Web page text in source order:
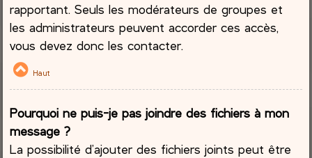
rapportant. Seuls les modérateurs de groupes et
les administrateurs peuvent accorder ces accès,
vous devez donc les contacter.
Haut
Pourquoi ne puis-je pas joindre des fichiers à mon
message ?
La possibilité d’ajouter des fichiers joints peut être